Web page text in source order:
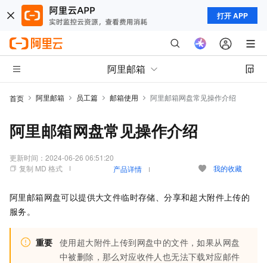
打开 APP
阿里邮箱
首页 阿里邮箱 员工篇 邮箱使用 阿里邮箱网盘常见操作介绍
阿里邮箱网盘常见操作介绍
更新时间： 2024-06-26 06:51:20
复制 MD 格式
产品详情 我的收藏
阿里邮箱网盘可以提供大文件临时存储、分享和超大附件上传的
服务。
重要 使用超大附件上传到网盘中的文件，如果从网盘
中被删除，那么对应收件人也无法下载对应邮件